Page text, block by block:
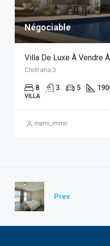
Négociable
Chotrana 3
8 3 5
VILLA
mami_immo
Prev